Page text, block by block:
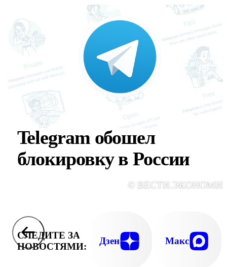
Telegram обошел
блокировку в России
©
СЛЕДИТЕ ЗА
НОВОСТЯМИ:
Дзен Макс